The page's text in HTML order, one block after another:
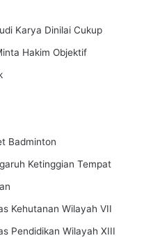
Karya Dinilai Cukup
Hakim Objektif
Badminton
Ketinggian Tempat
Kehutanan Wilayah VII
Pendidikan Wilayah XIII